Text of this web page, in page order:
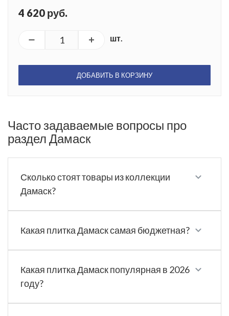
4 620 руб.
шт.
ДОБАВИТЬ В КОРЗИНУ
Часто задаваемые вопросы про
раздел Дамаск
Сколько стоят товары из коллекции
Дамаск?
Какая плитка Дамаск самая бюджетная?
Какая плитка Дамаск популярная в 2026
году?